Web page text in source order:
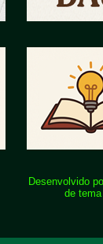
Desenvolvido
de